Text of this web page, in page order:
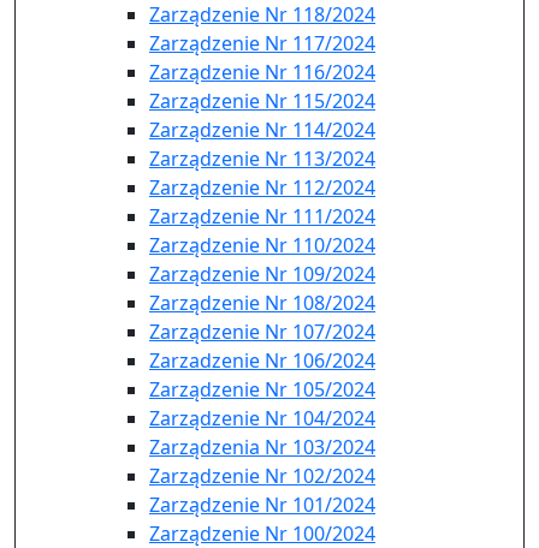
Zarządzenie Nr 118/2024
Zarządzenie Nr 117/2024
Zarządzenie Nr 116/2024
Zarządzenie Nr 115/2024
Zarządzenie Nr 114/2024
Zarządzenie Nr 113/2024
Zarządzenie Nr 112/2024
Zarządzenie Nr 111/2024
Zarządzenie Nr 110/2024
Zarządzenie Nr 109/2024
Zarządzenie Nr 108/2024
Zarządzenie Nr 107/2024
Zarzadzenie Nr 106/2024
Zarządzenie Nr 105/2024
Zarządzenie Nr 104/2024
Zarządzenia Nr 103/2024
Zarządzenie Nr 102/2024
Zarządzenie Nr 101/2024
Zarządzenie Nr 100/2024